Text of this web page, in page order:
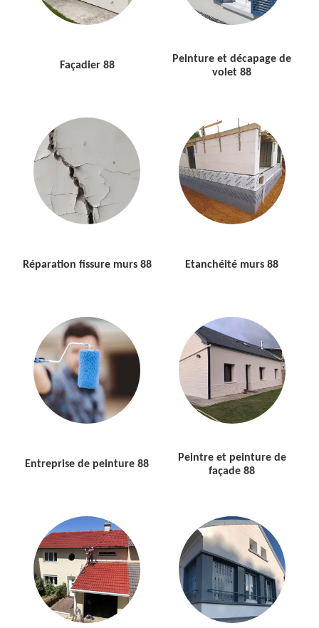
Façadier 88
Peinture et décapage de
volet 88
Réparation fissure murs 88 Etanchéité murs 88
Entreprise de peinture 88
Peintre et peinture de
façade 88